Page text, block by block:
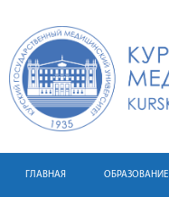
ГЛАВНАЯ ОБРАЗОВАНИЕ